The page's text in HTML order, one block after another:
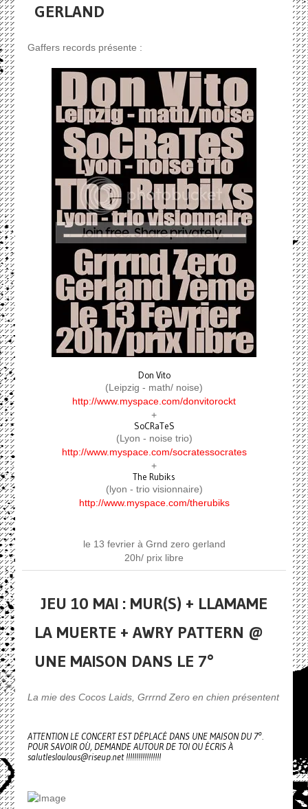
GERLAND
Gaffers records présente :
Don Vito
(Leipzig - math/ noise)
http://www.myspace.com/donvitorockt
+
SoCRaTeS
(Lyon - noise trio)
http://www.myspace.com/socratessocrates
+
The Rubiks
(lyon - trio visionnaire)
http://www.myspace.com/therubiks
le 13 fevrier à Grnd zero gerland
20h/ prix libre
JEU 10 MAI : MUR(S) + LLAMAME
LA MUERTE + AWRY PATTERN @
UNE MAISON DANS LE 7°
La mie des Cocos Laids, Grrrnd Zero en chien présentent
ATTENTION LE CONCERT EST DÉPLACÉ DANS UNE MAISON DU 7°.
POUR SAVOIR OÙ, DEMANDE AUTOUR DE TOI OU ÉCRIS À
salutlesloulous@riseup.net !!!!!!!!!!!!!!!!!